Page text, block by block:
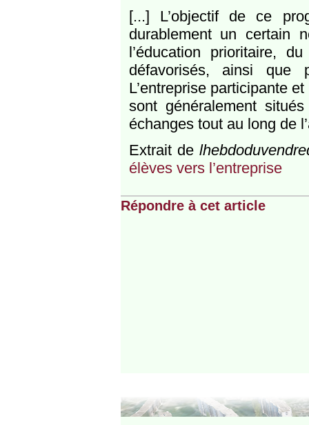
[...] L’objectif de ce
durablement un certain
l’éducation prioritaire,
défavorisés, ainsi que
L’entreprise participante
sont généralement
échanges tout au long de
Extrait de
élèves vers l’entreprise
Répondre à cet article